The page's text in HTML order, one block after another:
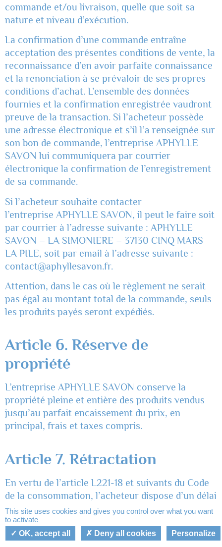
commande et/ou livraison, quelle que soit sa
nature et niveau d’exécution.
La confirmation d’une commande entraîne
acceptation des présentes conditions de vente, la
reconnaissance d’en avoir parfaite connaissance
et la renonciation à se prévaloir de ses propres
conditions d’achat. L’ensemble des données
fournies et la confirmation enregistrée vaudront
preuve de la transaction. Si l’acheteur possède
une adresse électronique et s’il l’a renseignée sur
son bon de commande, l’entreprise APHYLLE
SAVON lui communiquera par courrier
électronique la confirmation de l’enregistrement
de sa commande.
Si l’acheteur souhaite contacter
l’entreprise APHYLLE SAVON, il peut le faire soit
par courrier à l’adresse suivante : APHYLLE
SAVON – LA SIMONIERE – 37130 CINQ MARS
LA PILE, soit par email à l’adresse suivante :
contact@aphyllesavon.fr.
Attention, dans le cas où le règlement ne serait
pas égal au montant total de la commande, seuls
les produits payés seront expédiés.
Article 6. Réserve de
propriété
L’entreprise APHYLLE SAVON conserve la
propriété pleine et entière des produits vendus
jusqu’au parfait encaissement du prix, en
principal, frais et taxes compris.
Article 7. Rétractation
En vertu de l’article L221-18 et suivants du Code
de la consommation, l’acheteur dispose d’un délai
de quatorze jours ouvrables à compter de la
livraison de sa commande pour exercer son droit
de rétractation sous forme d’une déclaration
Mon panier Mon compte
This site uses cookies and gives you control over what you want
to activate
OK, accept all
Deny all cookies Personalize